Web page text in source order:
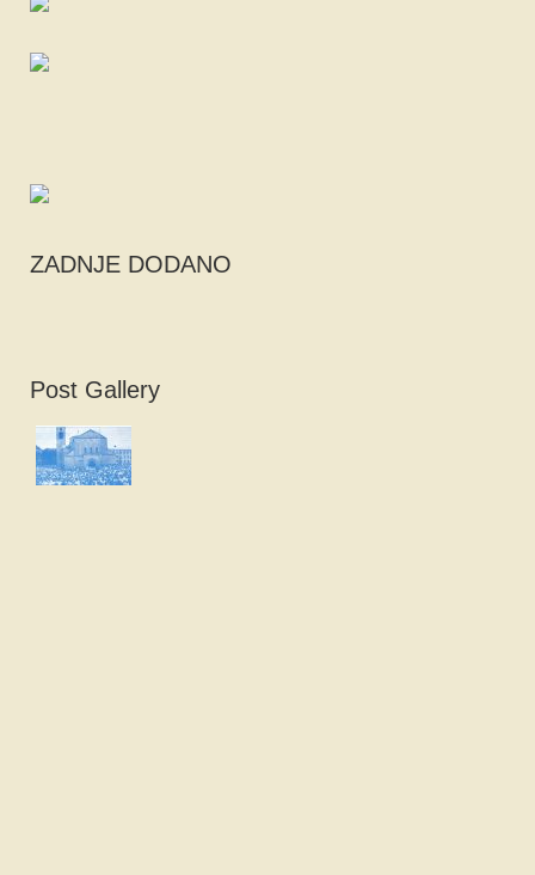
ZADNJE DODANO
Post Gallery